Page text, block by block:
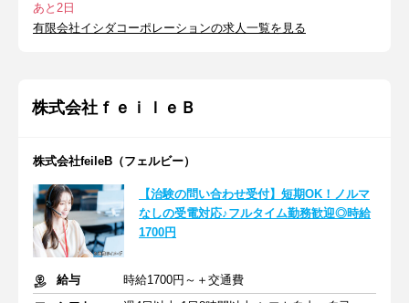
あと2日
有限会社イシダコーポレーションの求人一覧を見る
株式会社ｆｅｉｌｅＢ
株式会社feileB（フェルビー）
【治験の問い合わせ受付】短期OK！ノルマ
なしの受電対応♪フルタイム勤務歓迎◎時給
1700円
給与
時給1700円～＋交通費